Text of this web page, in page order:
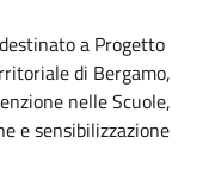
a Progetto
di Bergamo,
nelle Scuole,
e sensibilizzazione